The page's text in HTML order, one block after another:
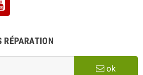
RÉPARATION
ok